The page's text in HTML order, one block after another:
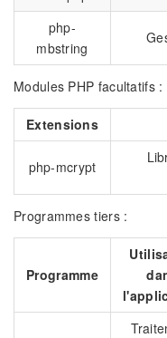
php-
mbstring
Modules PHP facultatifs :
Extensions
php-mcrypt
Programmes tiers :
Programme